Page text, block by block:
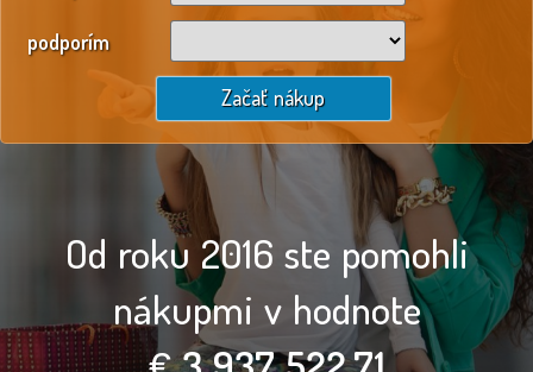
podporím
Začať nákup
Od roku 2016 ste pomohli
nákupmi v hodnote